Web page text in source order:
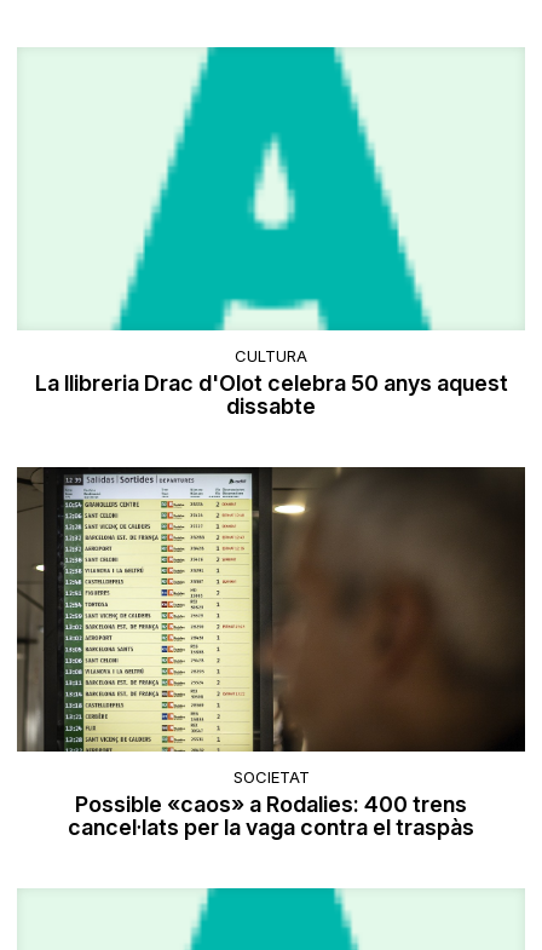
CULTURA
​La llibreria Drac d'Olot celebra 50 anys aquest
dissabte
SOCIETAT
Possible «caos» a Rodalies: 400 trens
cancel·lats per la vaga contra el traspàs